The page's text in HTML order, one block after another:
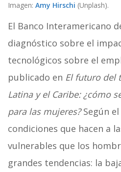
Imagen: Amy Hirschi (Unplash).
El Banco Interamericano
diagnóstico sobre el
tecnológicos sobre el
publicado en El futuro del
Latina y el Caribe: ¿cómo
para las mujeres?Según
condiciones que hacen a
vulnerables que los
grandes tendencias: la